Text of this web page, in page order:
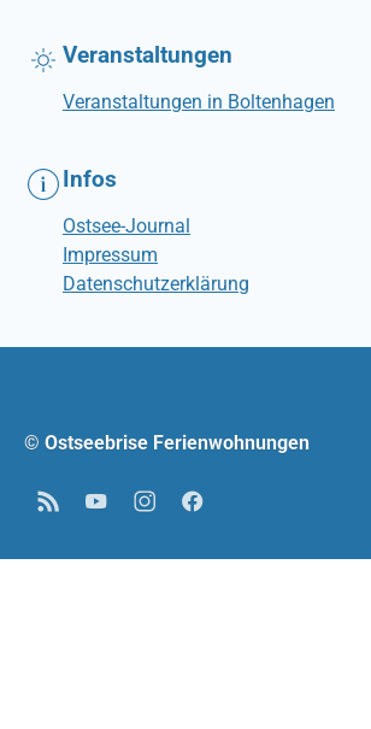
Veranstaltungen
Veranstaltungen in Boltenhagen
Infos
Ostsee-Journal
Impressum
Datenschutzerklärung
© Ostseebrise Ferienwohnungen
RSS YouTubeInstagramFacebook